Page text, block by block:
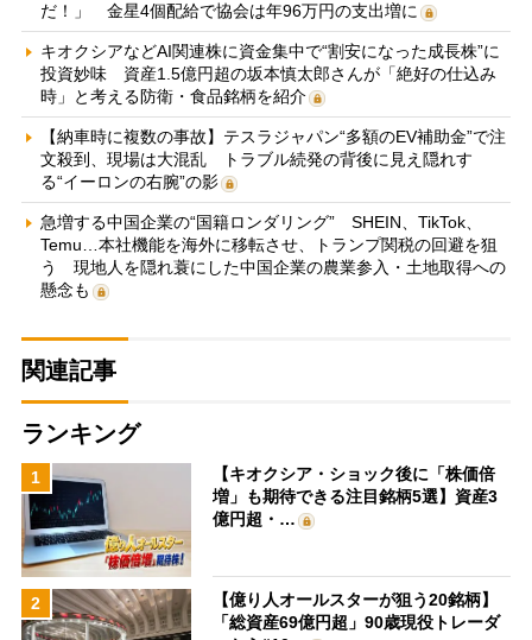
だ！」 金星4個配給で協会は年96万円の支出増に
キオクシアなどAI関連株に資金集中で“割安になった成長株”に
投資妙味 資産1.5億円超の坂本慎太郎さんが「絶好の仕込み
時」と考える防衛・食品銘柄を紹介
【納車時に複数の事故】テスラジャパン“多額のEV補助金”で注
文殺到、現場は大混乱 トラブル続発の背後に見え隠れす
る“イーロンの右腕”の影
急増する中国企業の“国籍ロンダリング” SHEIN、TikTok、
Temu…本社機能を海外に移転させ、トランプ関税の回避を狙
う 現地人を隠れ蓑にした中国企業の農業参入・土地取得への
懸念も
関連記事
ランキング
1
【キオクシア・ショック後に「株価倍
増」も期待できる注目銘柄5選】資産3
億円超・…
2
【億り人オールスターが狙う20銘柄】
「総資産69億円超」90歳現役トレーダ